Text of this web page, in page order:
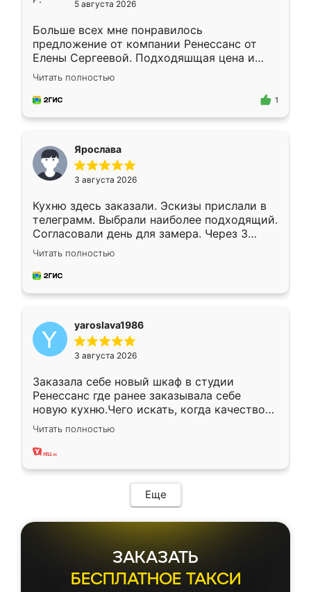
5 августа 2026
Больше всех мне понравилось
предложение от компании Ренессанс от
Елены Сергеевой. Подходяшщая цена и
короткие сроки изготовления. Приехавший
для замера сотрудник Владислав
предложил по моему эскизу самый
Читать полностью
1
Ярослава
3 августа 2026
Кухню здесь заказали. Эскизы прислали в
телеграмм. Выбрали наиболее подходящий.
Согласовали день для замера. Через 3
недели кухня была уже готова. Остались
довольны работой. Спасибо Ренессанс
мебель за качественную работу!
Читать полностью
yaroslava1986
3 августа 2026
Заказала себе новый шкаф в студии
Ренессанс где ранее заказывала себе
новую кухню.Чего искать, когда качеством
вполне довольна. Служит кухня уже почти
два года, нареканий нет.
Читать полностью
Еще
ЗАКАЗАТЬ
БЕСПЛАТНОЕ ТАКСИ